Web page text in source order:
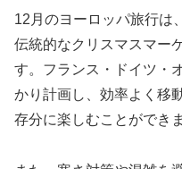
12月のヨーロッパ旅行は
伝統的なクリスマスマー
す。フランス・ドイツ・
かり計画し、効率よく移
存分に楽しむことができま